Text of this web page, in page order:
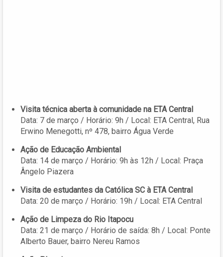
Visita técnica aberta à comunidade na ETA Central
Data: 7 de março / Horário: 9h / Local: ETA Central, Rua
Erwino Menegotti, nº 478, bairro Água Verde
Ação de Educação Ambiental
Data: 14 de março / Horário: 9h às 12h / Local: Praça
Ângelo Piazera
Visita de estudantes da Católica SC à ETA Central
Data: 20 de março / Horário: 19h / Local: ETA Central
Ação de Limpeza do Rio Itapocu
Data: 21 de março / Horário de saída: 8h / Local: Ponte
Alberto Bauer, bairro Nereu Ramos